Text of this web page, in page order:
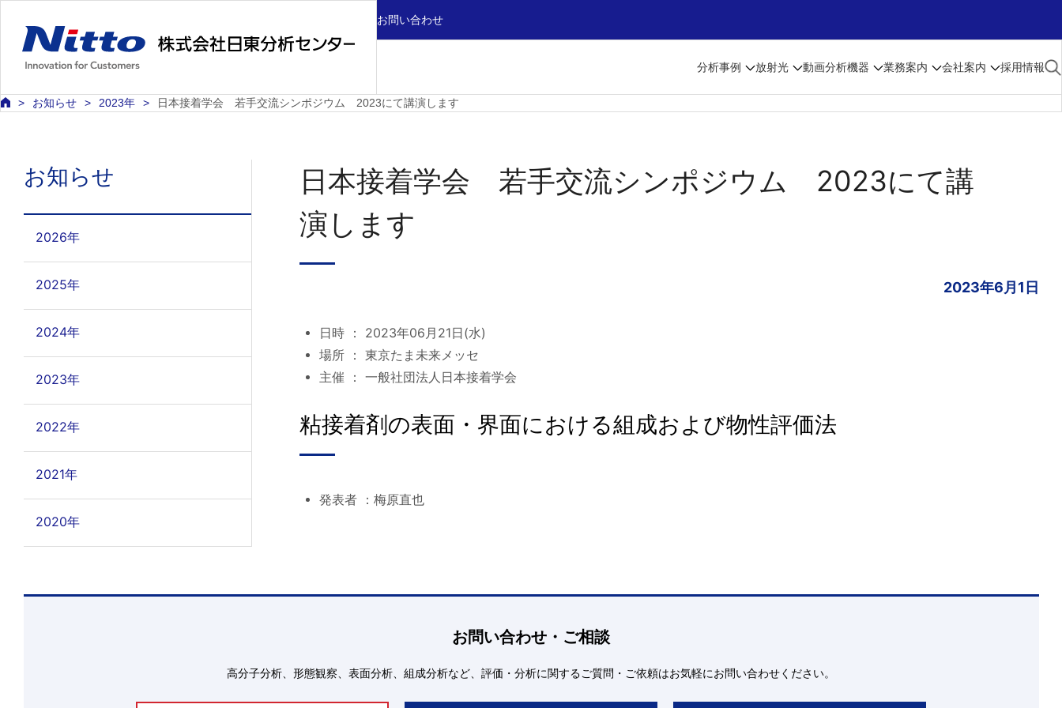
お問い合わせ
分析事例 放射光 動画分析機器 業務案内 会社案内 採用情報
お知らせ 2023年 日本接着学会 若手交流シンポジウム 2023にて講演します
日本接着学会 若手交流シンポジウム 2023にて講
演します
2023年6月1日
日時 ： 2023年06月21日(水)
場所 ： 東京たま未来メッセ
主催 ： 一般社団法人日本接着学会
粘接着剤の表面・界面における組成および物性評価法
発表者 ：梅原直也
お知らせ
2026年
2025年
2024年
2023年
2022年
2021年
2020年
お問い合わせ・ご相談
高分子分析、形態観察、表面分析、組成分析など、評価・分析に関するご質問・ご依頼はお気軽にお問い合わせください。